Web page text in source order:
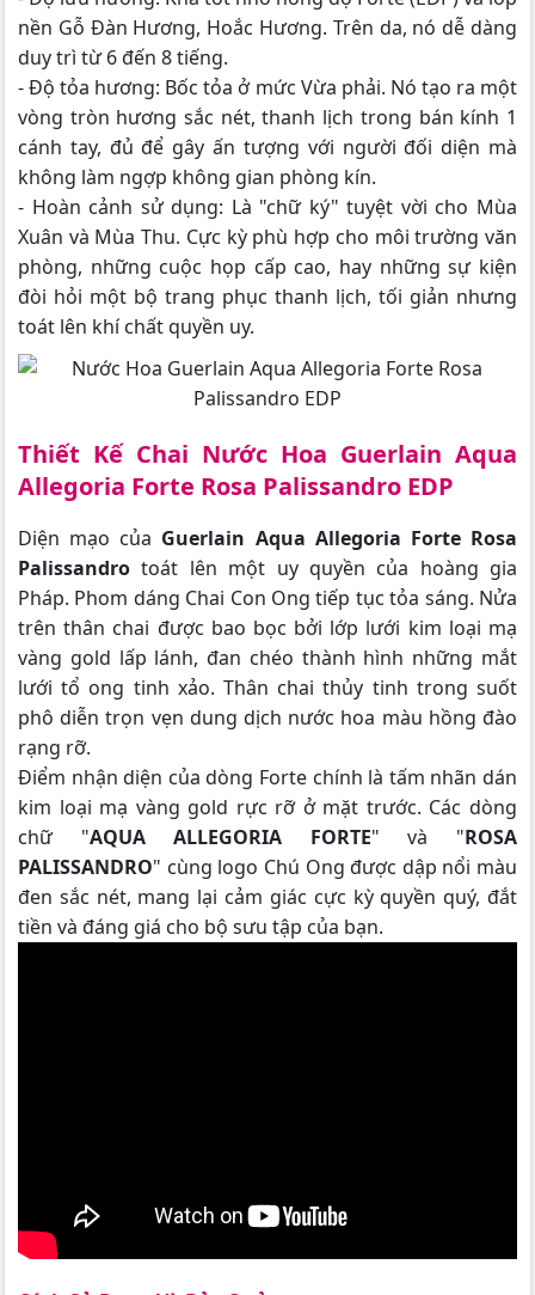
nền Gỗ Đàn Hương, Hoắc Hương. Trên da, nó dễ dàng
duy trì từ 6 đến 8 tiếng.
- Độ tỏa hương: Bốc tỏa ở mức Vừa phải. Nó tạo ra một
vòng tròn hương sắc nét, thanh lịch trong bán kính 1
cánh tay, đủ để gây ấn tượng với người đối diện mà
không làm ngợp không gian phòng kín.
- Hoàn cảnh sử dụng: Là "chữ ký" tuyệt vời cho Mùa
Xuân và Mùa Thu. Cực kỳ phù hợp cho môi trường văn
phòng, những cuộc họp cấp cao, hay những sự kiện
đòi hỏi một bộ trang phục thanh lịch, tối giản nhưng
toát lên khí chất quyền uy.
Thiết Kế Chai Nước Hoa Guerlain Aqua
Allegoria Forte Rosa Palissandro EDP
Diện mạo của Guerlain Aqua Allegoria Forte Rosa
Palissandro toát lên một uy quyền của hoàng gia
Pháp. Phom dáng Chai Con Ong tiếp tục tỏa sáng. Nửa
trên thân chai được bao bọc bởi lớp lưới kim loại mạ
vàng gold lấp lánh, đan chéo thành hình những mắt
lưới tổ ong tinh xảo. Thân chai thủy tinh trong suốt
phô diễn trọn vẹn dung dịch nước hoa màu hồng đào
rạng rỡ.
Điểm nhận diện của dòng Forte chính là tấm nhãn dán
kim loại mạ vàng gold rực rỡ ở mặt trước. Các dòng
chữ "AQUA ALLEGORIA FORTE" và "ROSA
PALISSANDRO" cùng logo Chú Ong được dập nổi màu
đen sắc nét, mang lại cảm giác cực kỳ quyền quý, đắt
tiền và đáng giá cho bộ sưu tập của bạn.